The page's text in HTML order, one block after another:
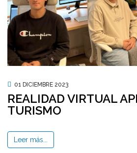
01 DICIEMBRE 2023
REALIDAD VIRTUAL
TURISMO
Leer más...